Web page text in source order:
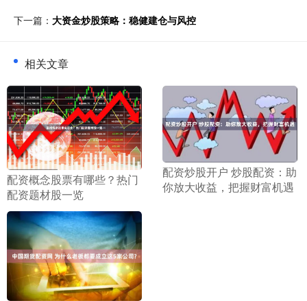
下一篇： 大资金炒股策略：稳健建仓与风控
相关文章
​配资概念股票有哪些？热门
配资题材股一览
​配资炒股开户 炒股配资：助
你放大收益，把握财富机遇